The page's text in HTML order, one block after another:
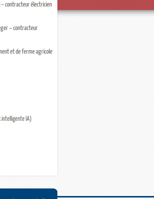
– contracteur électricien
– contracteur
et de ferme agricole
intelligente IA)